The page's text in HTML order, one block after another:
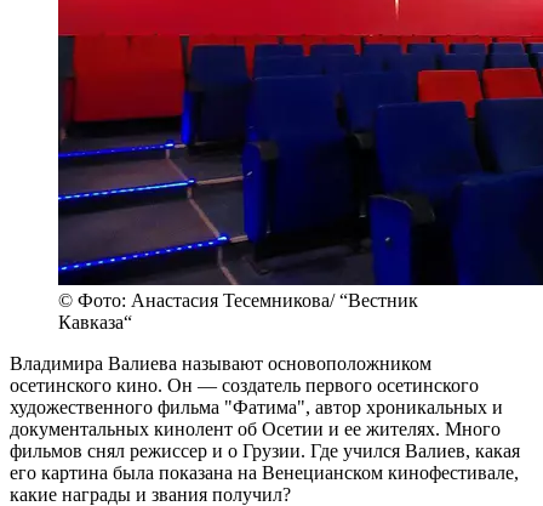
© Фото: Анастасия Тесемникова/ “Вестник
Кавказа“
Владимира Валиева называют основоположником
осетинского кино. Он — создатель первого осетинского
художественного фильма "Фатима", автор хроникальных и
документальных кинолент об Осетии и ее жителях. Много
фильмов снял режиссер и о Грузии. Где учился Валиев, какая
его картина была показана на Венецианском кинофестивале,
какие награды и звания получил?